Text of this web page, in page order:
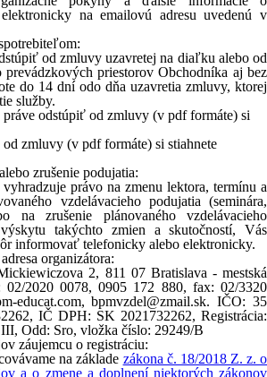
na emailovú adresu uvedenú v
od zmluvy uzavretej na diaľku alebo od
priestorov Obchodníka aj bez
do 14 dní odo dňa uzavretia zmluvy, ktorej
služby.
práve odstúpiť od zmluvy (v pdf formáte) si
od zmluvy (v pdf formáte) si stiahnete
zrušenie podujatia:
právo na zmenu lektora, termínu a
vzdelávacieho podujatia (seminára,
na zrušenie plánovaného vzdelávacieho
takýchto zmien a skutočností, Vás
informovať telefonicky alebo elektronicky.
organizátora:
2, 811 07 Bratislava - mestská
2020 0078, 0905 172 880, fax: 02/3320
educat.com, bpmvzdel@zmail.sk. IČO: 35
IČ DPH: SK 2021732262, Registrácia:
Odd: Sro, vložka číslo: 29249/B
záujemcu o registráciu:
na základe zákona č. 18/2018 Z. z. o
a o zmene a doplnení niektorých zákonov